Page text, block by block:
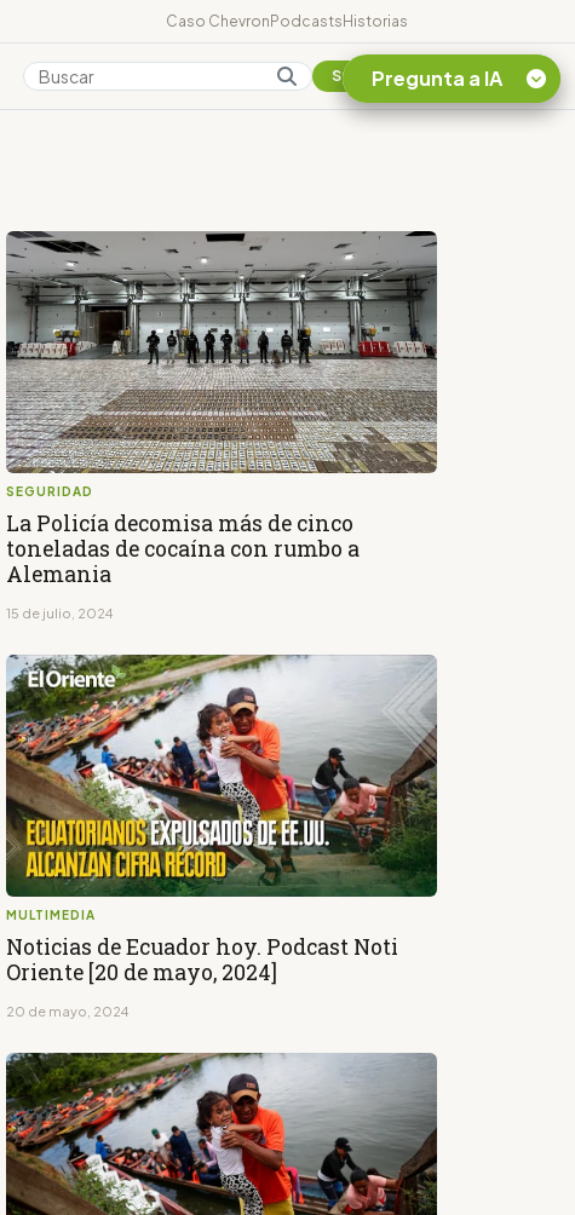
Caso ChevronPodcastsHistorias
Colombia Suscribirse
SEGURIDAD
La Policía decomisa más de cinco
toneladas de cocaína con rumbo a
Alemania
15 de julio, 2024
MULTIMEDIA
Noticias de Ecuador hoy. Podcast Noti
Oriente [20 de mayo, 2024]
20 de mayo, 2024
Pregunta a IA
Listar destinos
turísticos de la
Amazonia Ecuatoriana
¿En que consiste la
tasa minera que rige en
Ecuador?